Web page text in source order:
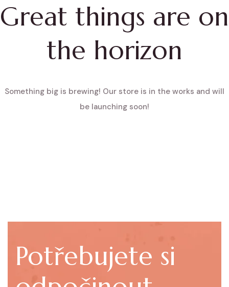
Great things are on
the horizon
Something big is brewing! Our store is in the works and will
be launching soon!
Potřebujete si